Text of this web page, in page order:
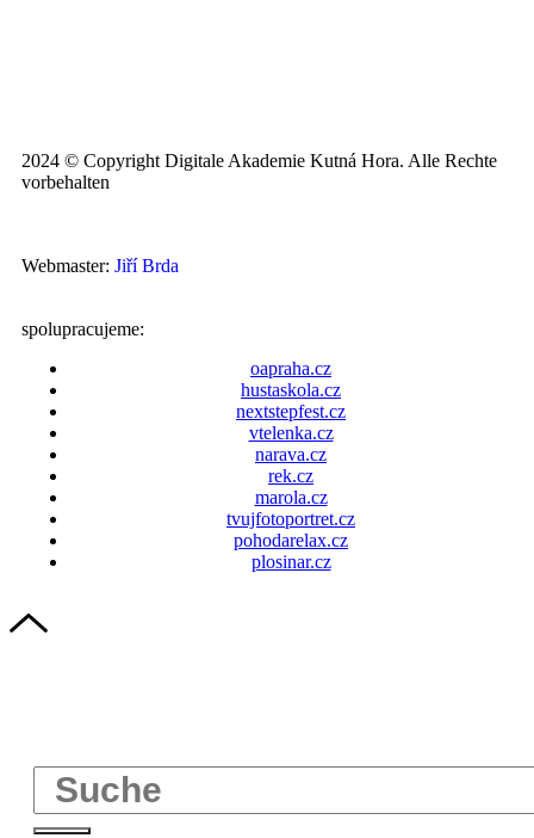
2024 © Copyright Digitale Akademie Kutná Hora. Alle Rechte
vorbehalten
Webmaster: Jiří Brda
spolupracujeme:
oapraha.cz
hustaskola.cz
nextstepfest.cz
vtelenka.cz
narava.cz
rek.cz
marola.cz
tvujfotoportret.cz
pohodarelax.cz
plosinar.cz